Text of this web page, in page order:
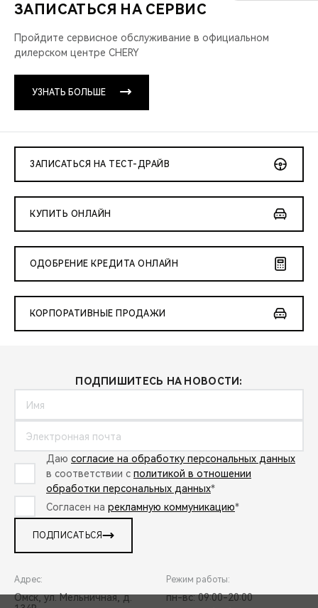
ЗАПИСАТЬСЯ НА СЕРВИС
Пройдите сервисное обслуживание в официальном
дилерском центре CHERY
УЗНАТЬ БОЛЬШЕ
ЗАПИСАТЬСЯ НА ТЕСТ-ДРАЙВ
КУПИТЬ ОНЛАЙН
ОДОБРЕНИЕ КРЕДИТА ОНЛАЙН
КОРПОРАТИВНЫЕ ПРОДАЖИ
ПОДПИШИТЕСЬ НА НОВОСТИ:
Даю согласие на обработку персональных данных
в соответствии с политикой в отношении
обработки персональных данных*
Согласен на рекламную коммуникацию*
ПОДПИСАТЬСЯ
Адрес:
Омск, ул. Мельничная, д.
Режим работы:
пн-вс: 09:00-20:00